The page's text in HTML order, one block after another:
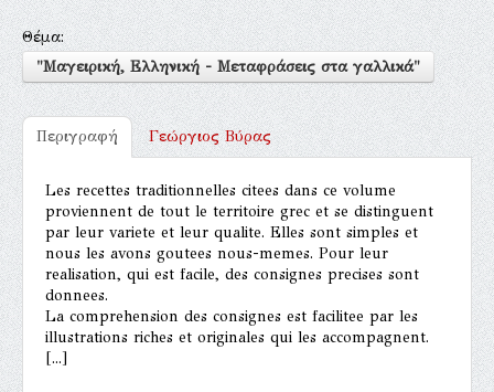
Θέμα:
"Μαγειρική, Ελληνική - Μεταφράσεις στα γαλλικά"
Περιγραφή Γεώργιος Βύρας
Les recettes traditionnelles citees dans ce volume
proviennent de tout le territoire grec et se distinguent
par leur variete et leur qualite. Elles sont simples et
nous les avons goutees nous-memes. Pour leur
realisation, qui est facile, des consignes precises sont
donnees.
La comprehension des consignes est facilitee par les
illustrations riches et originales qui les accompagnent.
[...]